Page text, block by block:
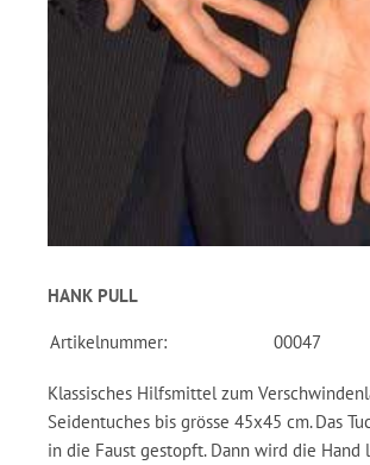
HANK PULL
Artikelnummer: 00047
Klassisches Hilfsmittel zum
Seidentuches bis grösse 45x45 cm. Das
in die Faust gestopft. Dann wird die Hand